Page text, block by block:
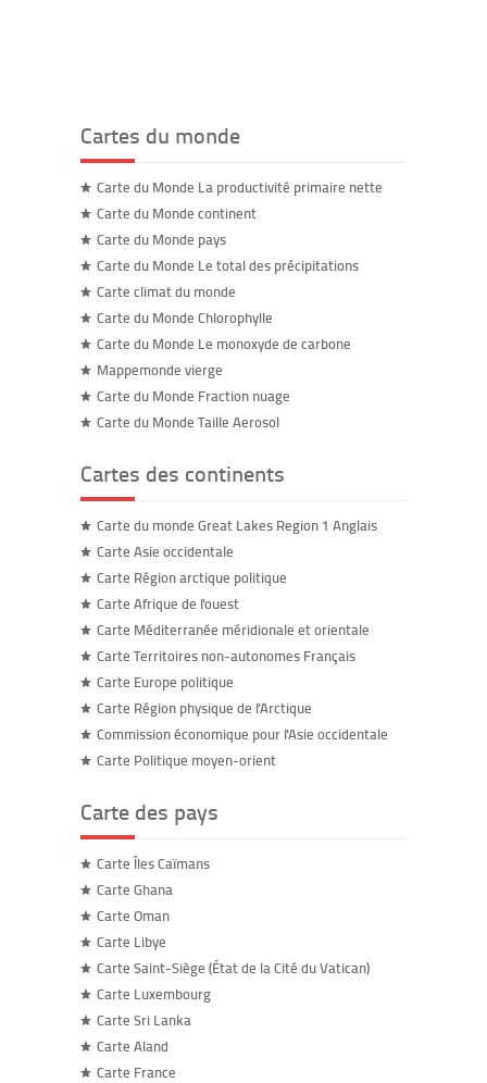
Cartes du monde
Carte du Monde La productivité primaire nette
Carte du Monde continent
Carte du Monde pays
Carte du Monde Le total des précipitations
Carte climat du monde
Carte du Monde Chlorophylle
Carte du Monde Le monoxyde de carbone
Mappemonde vierge
Carte du Monde Fraction nuage
Carte du Monde Taille Aerosol
Cartes des continents
Carte du monde Great Lakes Region 1 Anglais
Carte Asie occidentale
Carte Région arctique politique
Carte Afrique de l'ouest
Carte Méditerranée méridionale et orientale
Carte Territoires non-autonomes Français
Carte Europe politique
Carte Région physique de l'Arctique
Commission économique pour l'Asie occidentale
Carte Politique moyen-orient
Carte des pays
Carte Îles Caïmans
Carte Ghana
Carte Oman
Carte Libye
Carte Saint-Siège (État de la Cité du Vatican)
Carte Luxembourg
Carte Sri Lanka
Carte Aland
Carte France